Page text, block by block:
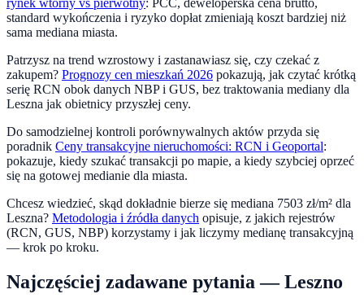
rynek wtórny vs pierwotny: PCC, deweloperska cena brutto,
standard wykończenia i ryzyko dopłat zmieniają koszt bardziej niż
sama mediana miasta.
Patrzysz na trend wzrostowy i zastanawiasz się, czy czekać z
zakupem? Prognozy cen mieszkań 2026 pokazują, jak czytać krótką
serię RCN obok danych NBP i GUS, bez traktowania mediany dla
Leszna jak obietnicy przyszłej ceny.
Do samodzielnej kontroli porównywalnych aktów przyda się
poradnik Ceny transakcyjne nieruchomości: RCN i Geoportal:
pokazuje, kiedy szukać transakcji po mapie, a kiedy szybciej oprzeć
się na gotowej medianie dla miasta.
Chcesz wiedzieć, skąd dokładnie bierze się mediana 7503 zł/m² dla
Leszna? Metodologia i źródła danych opisuje, z jakich rejestrów
(RCN, GUS, NBP) korzystamy i jak liczymy medianę transakcyjną
— krok po kroku.
Najczęściej zadawane pytania —Leszno